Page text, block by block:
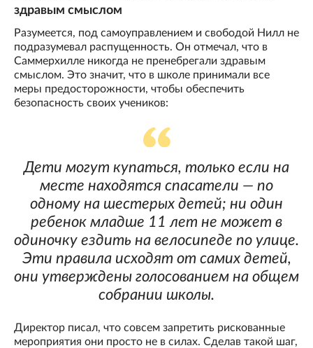
здравым смыслом
Разумеется, под самоуправлением и свободой Нилл не
подразумевал распущенность. Он отмечал, что в
Саммерхилле никогда не пренебрегали здравым
смыслом. Это значит, что в школе принимали все
меры предосторожности, чтобы обеспечить
безопасность своих учеников:
Дети могут купаться, только если на
месте находятся спасатели — по
одному на шестерых детей; ни один
ребенок младше 11 лет не может в
одиночку ездить на велосипеде по улице.
Эти правила исходят от самих детей,
они утверждены голосованием на общем
собрании школы.
Директор писал, что совсем запретить рискованные
мероприятия они просто не в силах. Сделав такой шаг,